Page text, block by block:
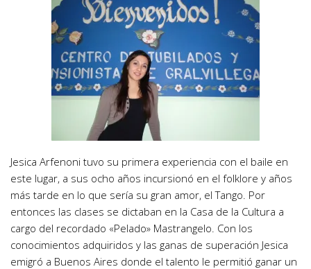
Jesica Arfenoni tuvo su primera experiencia con el baile en
este lugar, a sus ocho años incursionó en el folklore y años
más tarde en lo que sería su gran amor, el Tango. Por
entonces las clases se dictaban en la Casa de la Cultura a
cargo del recordado «Pelado» Mastrangelo. Con los
conocimientos adquiridos y las ganas de superación Jesica
emigró a Buenos Aires donde el talento le permitió ganar un